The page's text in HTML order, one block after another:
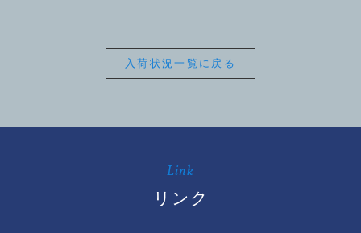
入荷状況一覧に戻る
Link
リンク